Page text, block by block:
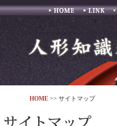
HOME >> サイトマップ